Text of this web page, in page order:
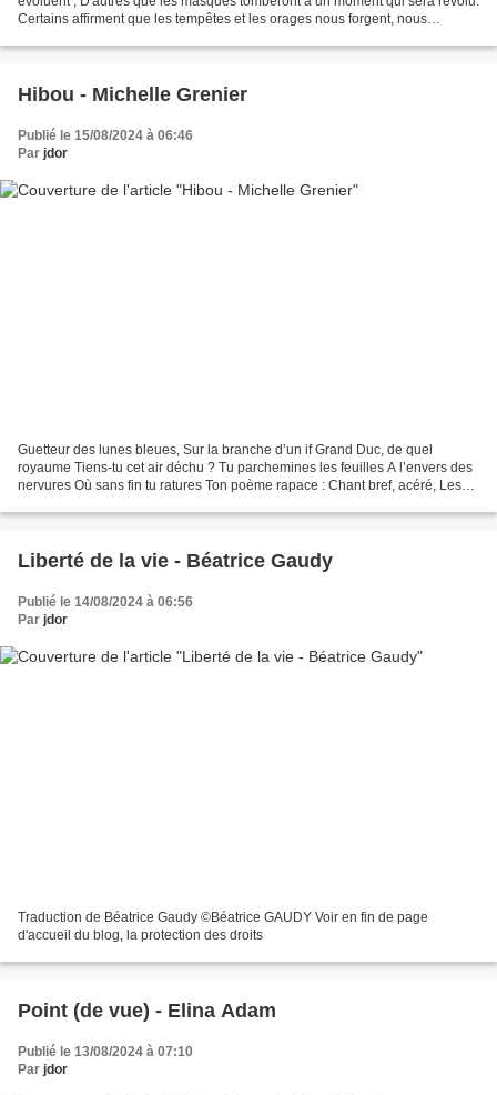
Certains affirment que les tempêtes et les orages nous forgent, nous
Hibou - Michelle Grenier
Publié le 15/08/2024 à 06:46
Par jdor
Guetteur des lunes bleues, Sur la branche d’un if Grand Duc, de quel
royaume Tiens-tu cet air déchu ? Tu parchemines les feuilles A l’envers des
nervures Où sans fin tu ratures Ton poème rapace : Chant bref, acéré, Les
Liberté de la vie - Béatrice Gaudy
Publié le 14/08/2024 à 06:56
Par jdor
Traduction de Béatrice Gaudy ©Béatrice GAUDY Voir en fin de page
d'accueil du blog, la protection des droits
Point (de vue) - Elina Adam
Publié le 13/08/2024 à 07:10
Par jdor